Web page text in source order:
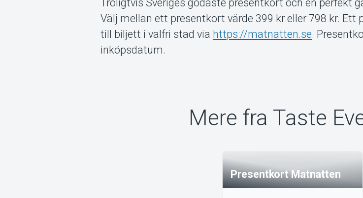
Troligtvis Sveriges godaste presentkort och en perfekt
Välj mellan ett presentkort värde 399 kr eller 798 kr. Ett
till biljett i valfri stad via https://matnatten.se.
inköpsdatum.
Mere fra Taste
Presentkort Matnatten